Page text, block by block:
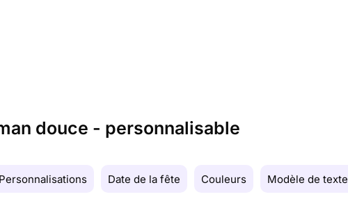
douce - personnalisable
Personnalisations Date de la fête Couleurs Modèle de texte